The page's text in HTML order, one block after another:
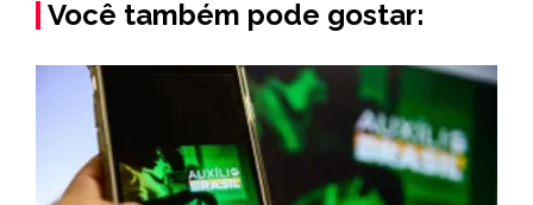
Você também pode gostar: